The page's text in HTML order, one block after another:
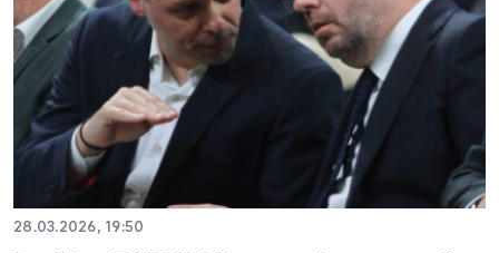
28.03.2026, 19:50